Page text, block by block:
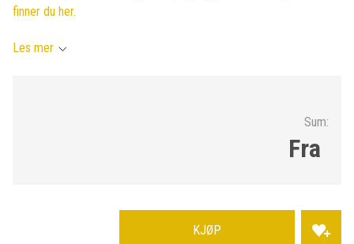
finner du her.
Les mer
Sum:
Fra
KJØP